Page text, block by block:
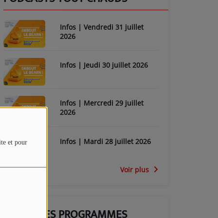
et pour
Infos | Vendredi 31 juillet
2026
Infos | Jeudi 30 juillet 2026
Infos | Mercredi 29 juillet
2026
Infos | Mardi 28 juillet 2026
Voir plus